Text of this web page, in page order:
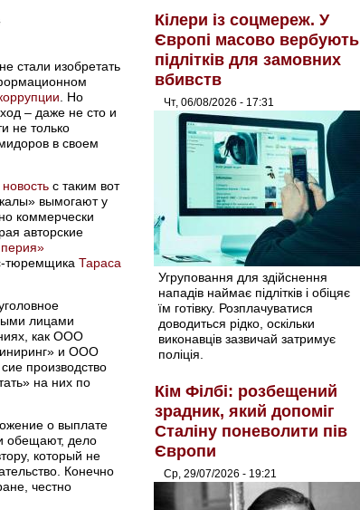
, не стали изобретать
. Но
– даже не сто и
не только
в своем
с таким вот
вымогают у
коммерчески
авторские
тюремщика Тараса
лицами
как ООО
и ООО
производство
на них по
о выплате
обещают, дело
который не
Конечно
честно
Кілери із соцмереж. У
Європі масово вербують
підлітків для замовних
вбивств
Чт, 06/08/2026 - 17:31
Угруповання для здійснення
нападів наймає підлітків і обіцяє
їм готівку. Розплачуватися
доводиться рідко, оскільки
виконавців зазвичай затримує
поліція.
Кім Філбі: розбещений
зрадник, який допоміг
Сталіну поневолити пів
Європи
Ср, 29/07/2026 - 19:21